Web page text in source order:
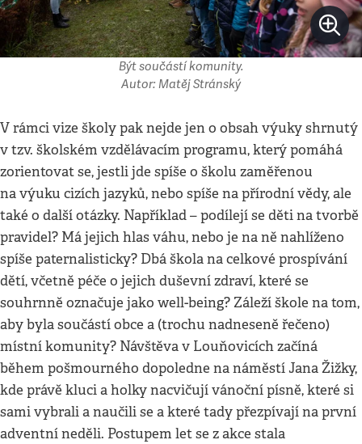
Být součástí komunity.
Autor: Matěj Stránský
V rámci vize školy pak nejde jen o obsah výuky shrnutý
v tzv. školském vzdělávacím programu, který pomáhá
zorientovat se, jestli jde spíše o školu zaměřenou
na výuku cizích jazyků, nebo spíše na přírodní vědy, ale
také o další otázky. Například – podílejí se děti na tvorbě
pravidel? Má jejich hlas váhu, nebo je na ně nahlíženo
spíše paternalisticky? Dbá škola na celkové prospívání
dětí, včetně péče o jejich duševní zdraví, které se
souhrnně označuje jako well-being? Záleží škole na tom,
aby byla součástí obce a (trochu nadneseně řečeno)
místní komunity? Návštěva v Louňovicích začíná
během pošmourného dopoledne na náměstí Jana Žižky,
kde právě kluci a holky nacvičují vánoční písně, které si
sami vybrali a naučili se a které tady přezpívají na první
adventní neděli. Postupem let se z akce stala